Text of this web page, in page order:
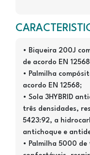
• Biqueira 200J
de acordo EN
• Palmilha
acordo EN 12568;
• Sola 3HYBRID
três densidades,
5423:92, a
antichoque e
• Palmilha 5000